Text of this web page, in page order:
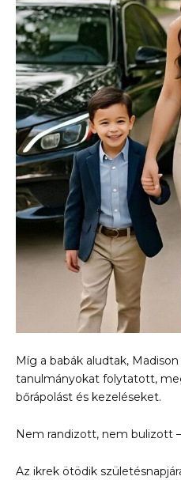
Míg a babák aludtak,
tanulmányokat folytatott,
bőrápolást és kezeléseket.
Nem randizott, nem bulizott
Az ikrek ötödik